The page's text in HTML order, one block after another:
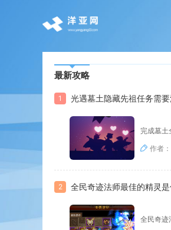
最新攻略
1 光遇墓土隐藏先祖任务需
完成墓土
作者
2 全民奇迹法师最佳的精灵是
全民奇迹